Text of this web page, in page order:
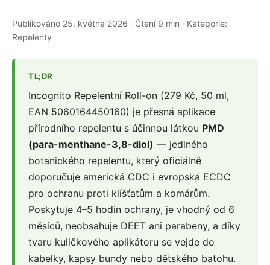
Publikováno 25. května 2026 · Čtení 9 min · Kategorie:
Repelenty
TL;DR
Incognito Repelentní Roll-on (279 Kč, 50 ml,
EAN 5060164450160) je přesná aplikace
přírodního repelentu s účinnou látkou PMD
(para-menthane-3,8-diol) — jediného
botanického repelentu, který oficiálně
doporučuje americká CDC i evropská ECDC
pro ochranu proti klíšťatům a komárům.
Poskytuje 4–5 hodin ochrany, je vhodný od 6
měsíců, neobsahuje DEET ani parabeny, a díky
tvaru kuličkového aplikátoru se vejde do
kabelky, kapsy bundy nebo dětského batohu.